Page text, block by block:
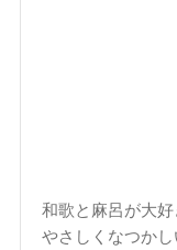
和歌と麻呂が大好
やさしくなつか